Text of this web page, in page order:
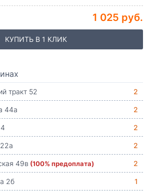
1 025 руб.
КУПИТЬ В 1 КЛИК
тракт 52
2
44а
2
2
2
49в (100% предоплата)
2
2б
1